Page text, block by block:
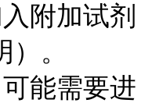
附加试剂
。
能需要进